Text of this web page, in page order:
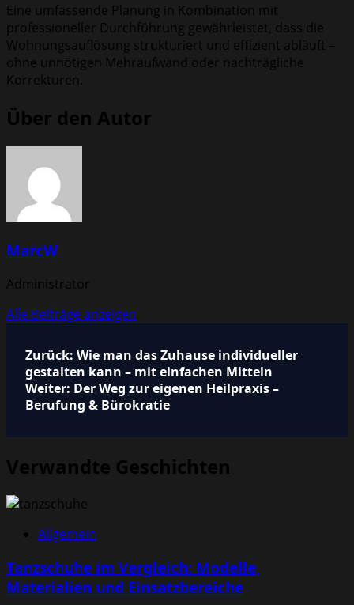
Eine umfassende Planung in Kombination mit
professioneller Durchführung gewährleistet, dass die
Wohnungsauflösung strukturiert und effizient abläuft –
ohne unnötigen Mehraufwand oder nachträgliche
Korrekturen.
Über den Autor
MarcW
Administrator
Alle Beiträge anzeigen
Beitragsnavigation
Zurück: Wie man das Zuhause individueller
gestalten kann – mit einfachen Mitteln
Weiter: Der Weg zur eigenen Heilpraxis –
Berufung & Bürokratie
Verwandte Geschichten
Allgemein
Tanzschuhe im Vergleich: Modelle,
Materialien und Einsatzbereiche